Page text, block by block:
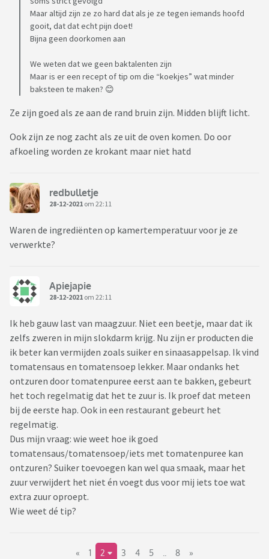
Maar altijd zijn ze zo hard dat als je ze tegen iemands hoofd
gooit, dat dat echt pijn doet!
Bijna geen doorkomen aan
We weten dat we geen baktalenten zijn
Maar is er een recept of tip om die “koekjes” wat minder
baksteen te maken? 😊
Ze zijn goed als ze aan de rand bruin zijn. Midden blijft licht.
Ook zijn ze nog zacht als ze uit de oven komen. Do oor
afkoeling worden ze krokant maar niet hatd
redbulletje
28-12-2021 om 22:11
Waren de ingrediënten op kamertemperatuur voor je ze
verwerkte?
Apiejapie
28-12-2021 om 22:11
Ik heb gauw last van maagzuur. Niet een beetje, maar dat ik
zelfs zweren in mijn slokdarm krijg. Nu zijn er producten die
ik beter kan vermijden zoals suiker en sinaasappelsap. Ik vind
tomatensaus en tomatensoep lekker. Maar ondanks het
ontzuren door tomatenpuree eerst aan te bakken, gebeurt
het toch regelmatig dat het te zuur is. Ik proef dat meteen
bij de eerste hap. Ook in een restaurant gebeurt het
regelmatig.
Dus mijn vraag: wie weet hoe ik goed
tomatensaus/tomatensoep/iets met tomatenpuree kan
ontzuren? Suiker toevoegen kan wel qua smaak, maar het
zuur verwijdert het niet én voegt dus voor mij iets toe wat
extra zuur oproept.
Wie weet dé tip?
« 1 2 3 4 5 8 »